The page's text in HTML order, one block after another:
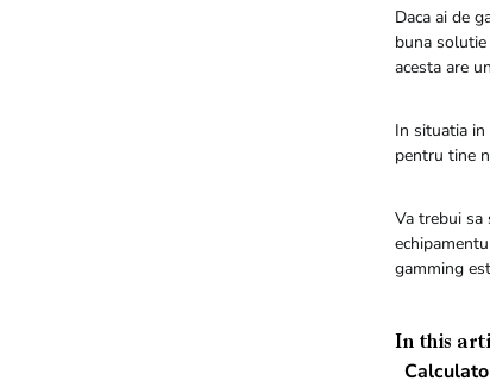
Daca ai de
buna
acesta are
In situatia in
pentru tine
Va trebui sa
gamming
In this